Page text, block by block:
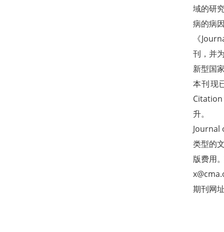
域的研
病的病
《
刊，并
新型国
本刊现
Citation
升。
Journal
类型的
版费用
期刊网